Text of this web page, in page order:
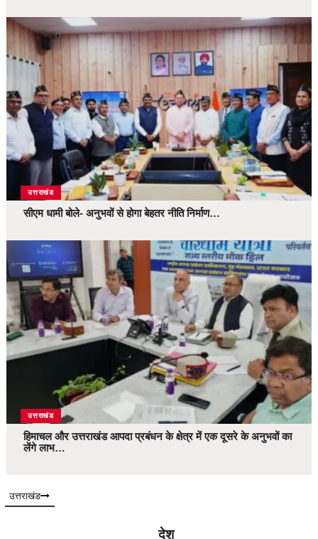
उत्तराखंड
सीएम धामी बोले- अनुभवों से होगा बेहतर नीति निर्माण…
उत्तराखंड
हिमाचल और उत्तराखंड आपदा प्रबंधन के क्षेत्र में एक दूसरे के अनुभवों का
लेंगे लाभ…
उत्तराखंड
देश